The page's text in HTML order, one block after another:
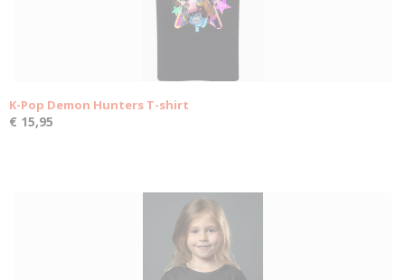
K-Pop Demon Hunters T-shirt
€ 15,95